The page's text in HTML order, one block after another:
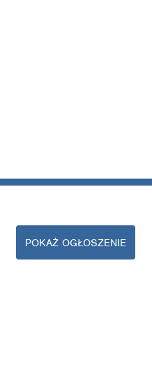
POKAŻ OGŁOSZENIE